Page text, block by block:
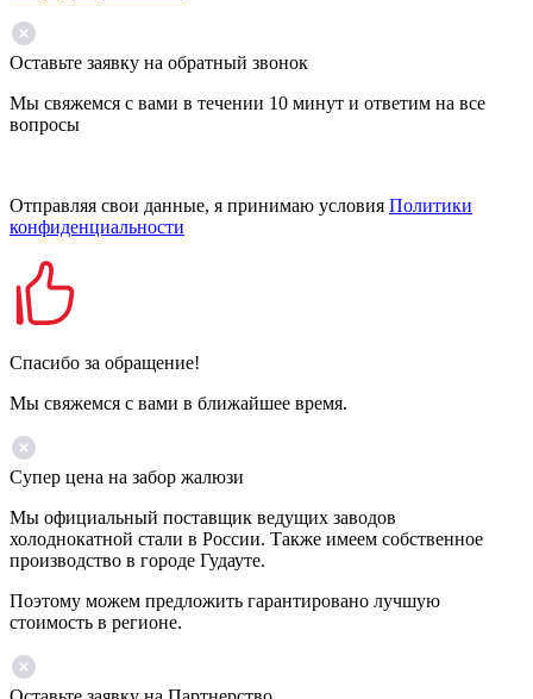
Оставьте заявку на обратный звонок
Мы свяжемся с вами в течении 10 минут и ответим на все
вопросы
Отправляя свои данные, я принимаю условия Политики
конфиденциальности
Спасибо за обращение!
Мы свяжемся с вами в ближайшее время.
Супер цена на забор жалюзи
Мы официальный поставщик ведущих заводов
холоднокатной стали в России. Также имеем собственное
производство в городе Гудауте.
Поэтому можем предложить гарантировано лучшую
стоимость в регионе.